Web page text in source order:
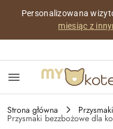
Przejdź do treści
Przejdź do
Przejdź do moje
Przejdź do menu
Przejdź do opisu
Przejdź do stopki
Personalizowana
miesiąc z
Strona główna
Przysmaki bezzbożowe dla